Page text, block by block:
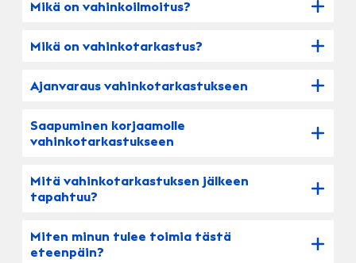
Mikä on vahinkoilmoitus?
Mikä on vahinkotarkastus?
Ajanvaraus vahinkotarkastukseen
Saapuminen korjaamolle
vahinkotarkastukseen
Mitä vahinkotarkastuksen jälkeen
tapahtuu?
Miten minun tulee toimia tästä
eteenpäin?